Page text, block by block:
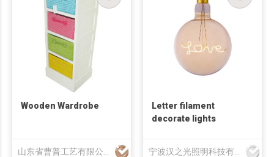
Wooden Wardrobe
Letter filament
decorate lights